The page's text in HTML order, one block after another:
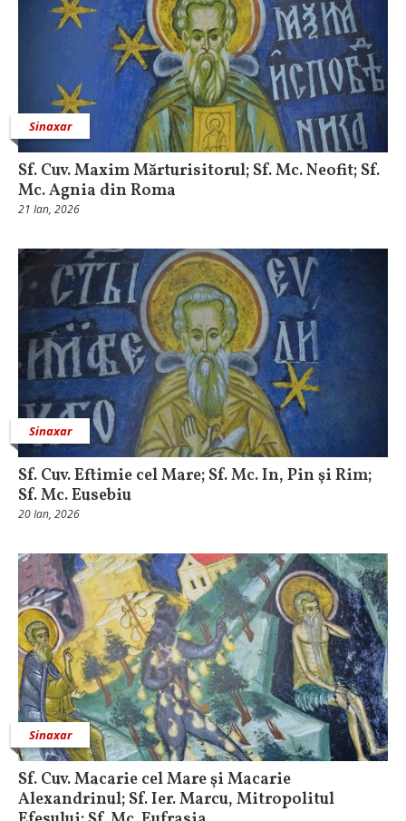
Sinaxar
Sf. Cuv. Maxim Mărturisitorul; Sf. Mc. Neofit; Sf.
Mc. Agnia din Roma
21 Ian, 2026
Sinaxar
Sf. Cuv. Eftimie cel Mare; Sf. Mc. In, Pin şi Rim;
Sf. Mc. Eusebiu
20 Ian, 2026
Sinaxar
Sf. Cuv. Macarie cel Mare şi Macarie
Alexandrinul; Sf. Ier. Marcu, Mitropolitul